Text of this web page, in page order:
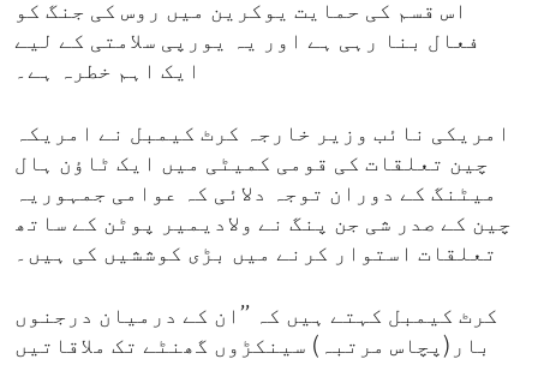
اس قسم کی حمایت یوکرین میں روس کی جنگ کو
فعال بنا رہی ہے اور یہ یورپی سلامتی کے لیے
ایک اہم خطرہ ہے۔
امریکی نائب وزیر خارجہ کرٹ کیمبل نے امریکہ
چین تعلقات کی قومی کمیٹی میں ایک ٹاؤن ہال
میٹنگ کے دوران توجہ دلائی کہ عوامی جمہوریہ
چین کے صدر شی جن پنگ نے ولادیمیر پوٹن کے ساتھ
تعلقات استوار کرنے میں بڑی کوششیں کی ہیں۔
کرٹ کیمبل کہتے ہیں کہ ’’ان کے درمیان درجنوں
بار(پچاس مرتبہ) سینکڑوں گھنٹے تک ملاقاتیں